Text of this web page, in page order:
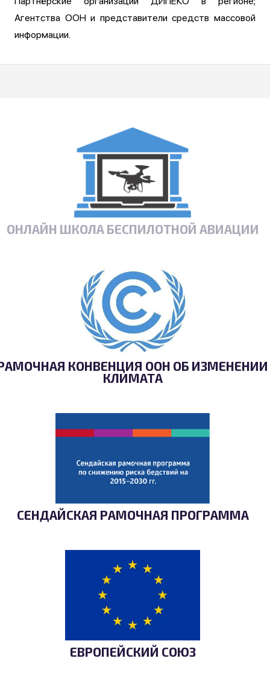
Агентства ООН и представители средств массовой
информации.
ОНЛАЙН ШКОЛА БЕСПИЛОТНОЙ АВИАЦИИ
КОНВЕНЦИЯ ООН ОБ ИЗМЕНЕНИИ
КЛИМАТА
СЕНДАЙСКАЯ РАМОЧНАЯ ПРОГРАММА
ЕВРОПЕЙСКИЙ СОЮЗ